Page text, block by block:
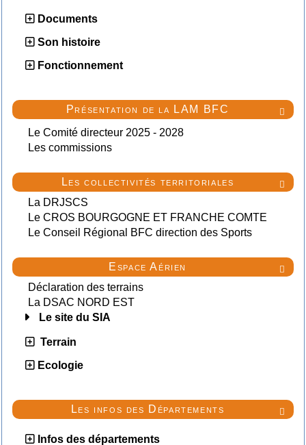
Documents
Son histoire
Fonctionnement

Présentation de la LAM BFC
Le Comité directeur 2025 - 2028
Les commissions

Les collectivités territoriales
La DRJSCS
Le CROS BOURGOGNE ET FRANCHE COMTE
Le Conseil Régional BFC direction des Sports

Espace Aérien
Déclaration des terrains
La DSAC NORD EST
Le site du SIA
Terrain
Ecologie

Les infos des Départements
Infos des départements